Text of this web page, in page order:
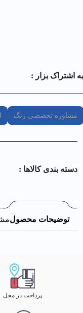
به اشتراک بزار :
مشاوره تخصصی رنگ
دسته بندی کالا‌ها :
توضیحات محصول
پرداخت در محل